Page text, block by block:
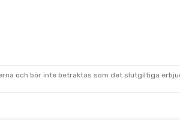
och bör inte betraktas som det slutgiltiga